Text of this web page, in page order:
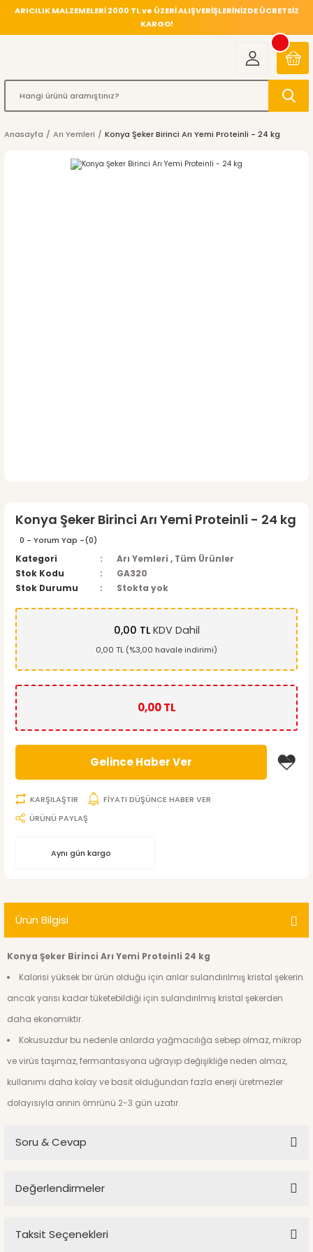
ARICILIK MALZEMELERİ 2000 TL ve ÜZERİ ALIŞVERİŞLERİNİZDE ÜCRETSİZ
KARGO!
Anasayfa Arı Yemleri Konya Şeker Birinci Arı Yemi Proteinli - 24 kg
Konya Şeker Birinci Arı Yemi Proteinli - 24 kg
0 - Yorum Yap -(0)
Kategori
Arı Yemleri , Tüm Ürünler
Stok Kodu
GA320
Stok Durumu
Stokta yok
0,00 TLKDV Dahil
0,00 TL (%3,00 havale indirimi)
0,00 TL
Gelince Haber Ver
KARŞILAŞTIR
FİYATI DÜŞÜNCE HABER VER
ÜRÜNÜ PAYLAŞ
Aynı gün kargo
Ürün Bilgisi
Konya Şeker Birinci Arı Yemi Proteinli 24 kg
Kalorisi yüksek bir ürün olduğu için arılar sulandırılmış kristal şekerin
ancak yarısı kadar tüketebildiği için sulandırılmış kristal şekerden
daha ekonomiktir.
Kokusuzdur bu nedenle arılarda yağmacılığa sebep olmaz, mikrop
ve virüs taşımaz, fermantasyona uğrayıp değişikliğe neden olmaz,
kullanımı daha kolay ve basit olduğundan fazla enerji üretmezler
dolayısıyla arının ömrünü 2-3 gün uzatır.
Soru & Cevap
Değerlendirmeler
Taksit Seçenekleri